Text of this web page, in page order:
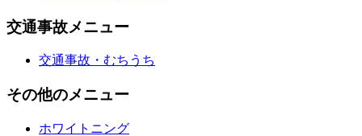
交通事故メニュー
交通事故・むちうち
その他のメニュー
ホワイトニング